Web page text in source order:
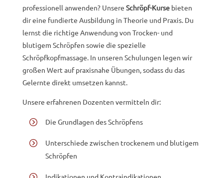
professionell anwenden? Unsere Schröpf-Kursebieten
dir eine fundierte Ausbildung in Theorie und Praxis. Du
lernst die richtige Anwendung von Trocken- und
blutigem Schröpfen sowie die spezielle
Schröpfkopfmassage. In unseren Schulungen legen wir
großen Wert auf praxisnahe Übungen, sodass du das
Gelernte direkt umsetzen kannst.
Unsere erfahrenen Dozenten vermitteln dir:
Die Grundlagen des Schröpfens
Unterschiede zwischen trockenem und blutigem
Schröpfen